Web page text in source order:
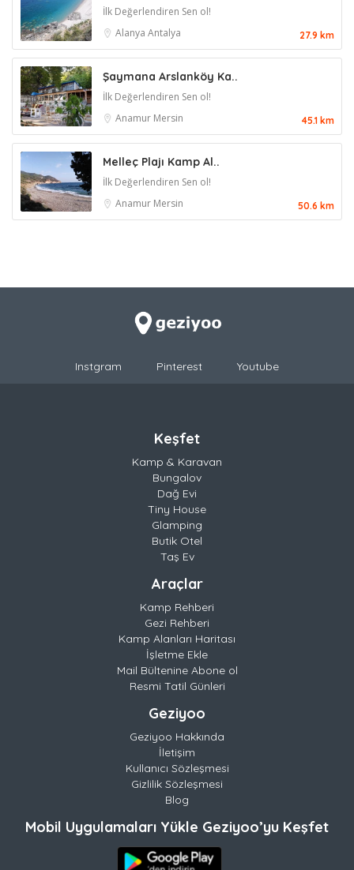
İlk Değerlendiren Sen ol!
Alanya Antalya 27.9 km
Şaymana Arslanköy Ka..
İlk Değerlendiren Sen ol!
Anamur Mersin 45.1 km
Melleç Plajı Kamp Al..
İlk Değerlendiren Sen ol!
Anamur Mersin 50.6 km
Instgram Pinterest Youtube
Keşfet
Kamp & Karavan
Bungalov
Dağ Evi
Tiny House
Glamping
Butik Otel
Taş Ev
Araçlar
Kamp Rehberi
Gezi Rehberi
Kamp Alanları Haritası
İşletme Ekle
Mail Bültenine Abone ol
Resmi Tatil Günleri
Geziyoo
Geziyoo Hakkında
İletişim
Kullanıcı Sözleşmesi
Gizlilik Sözleşmesi
Blog
Mobil Uygulamaları Yükle Geziyoo’yu Keşfet